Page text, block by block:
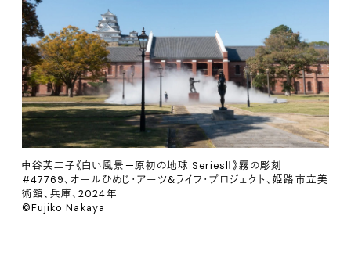
中谷芙二子《白い風景—原初の地球 SeriesⅡ》霧の彫刻
#47769、オールひめじ・アーツ&ライフ・プロジェクト、姫路市立美
術館、兵庫、2024年
©Fujiko Nakaya